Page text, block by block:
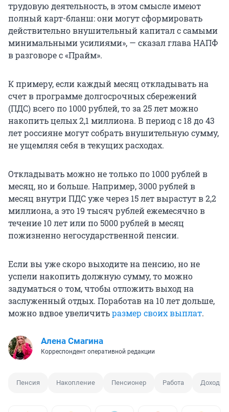
трудовую деятельность, в этом смысле имеют
полный карт-бланш: они могут сформировать
действительно внушительный капитал с самыми
минимальными усилиями», — сказал глава НАПФ
в разговоре с «Прайм».
К примеру, если каждый месяц откладывать на
счет в программе долгосрочных сбережений
(ПДС) всего по 1000 рублей, то за 25 лет можно
накопить целых 2,1 миллиона. В период с 18 до 43
лет россияне могут собрать внушительную сумму,
не ущемляя себя в текущих расходах.
Откладывать можно не только по 1000 рублей в
месяц, но и больше. Например, 3000 рублей в
месяц внутри ПДС уже через 15 лет вырастут в 2,2
миллиона, а это 19 тысяч рублей ежемесячно в
течение 10 лет или по 5000 рублей в месяц
пожизненно негосударственной пенсии.
Если вы уже скоро выходите на пенсию, но не
успели накопить должную сумму, то можно
задуматься о том, чтобы отложить выход на
заслуженный отдых. Поработав на 10 лет дольше,
можно вдвое увеличитьразмер своих выплат.
Алена Смагина
Корреспондент оперативной редакции
Пенсия Накопление Пенсионер Работа Доход